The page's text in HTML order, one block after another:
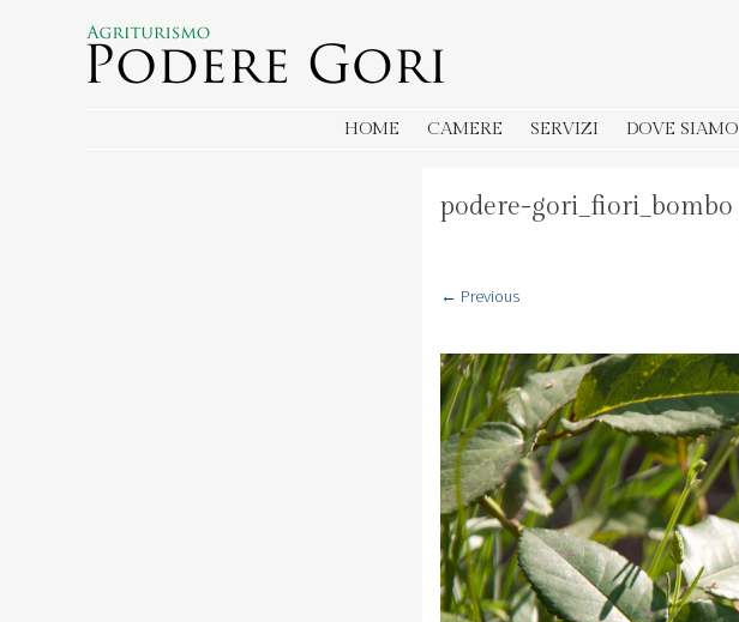
HOME CAMERE SERVIZI DOVE SIAMO
podere-gori_fiori_bombo
← Previous